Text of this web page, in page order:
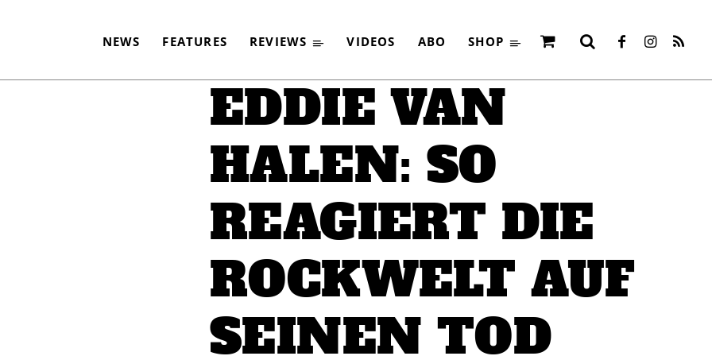
NEWS FEATURES REVIEWS VIDEOS ABO SHOP
CLASSIC ROCK - 7. OKTOBER 2020
EDDIE VAN
HALEN: SO
REAGIERT DIE
ROCKWELT AUF
SEINEN TOD